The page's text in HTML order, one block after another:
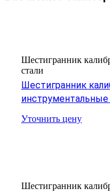
Шестигранник
стали
Шестигранник
Уточнить цену
Шестигранник